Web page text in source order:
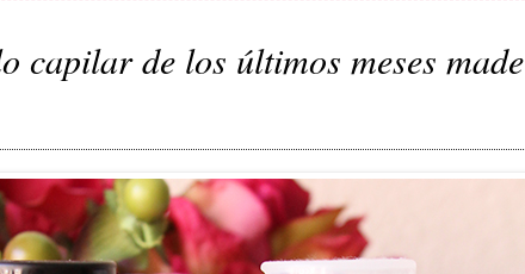
capilar de los últimos meses made